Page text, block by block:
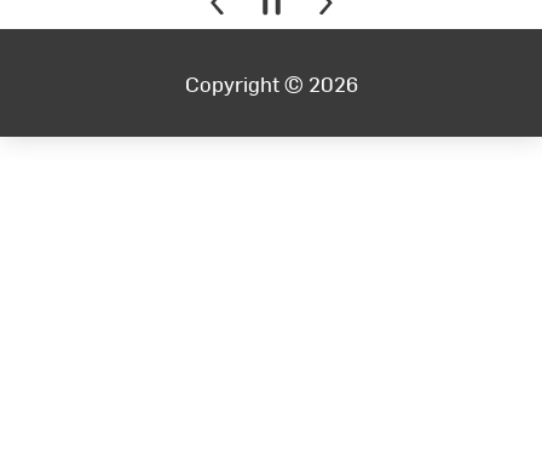
Copyright © 2026